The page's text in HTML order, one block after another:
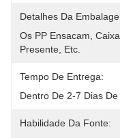
Detalhes Da
Os PP Ensacam,
Presente, Etc.
Tempo De Entrega:
Dentro De 2-7 Dias
Habilidade Da Fonte: